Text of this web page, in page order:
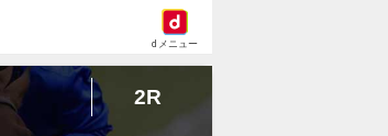
dメニュー
2R